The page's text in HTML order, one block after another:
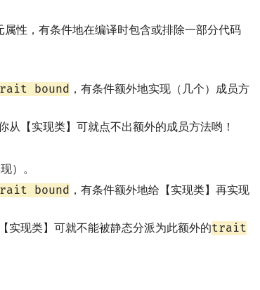
属性，有条件地在编译时包含或排除一部分代码
bound ，有条件额外地实现（几个）成员方
从【实现类】可就点不出额外的成员方法哟！
）。
bound ，有条件额外地给【实现类】再实现
实现类】可就不能被静态分派为此额外的trait